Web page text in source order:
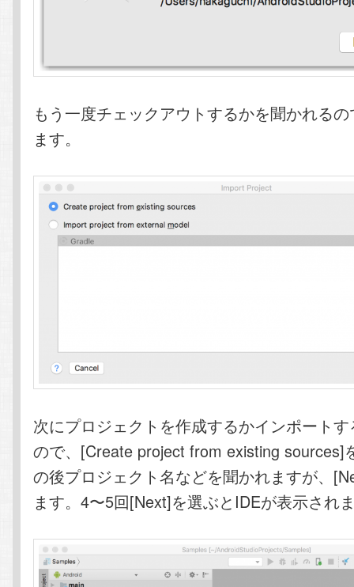
もう一度チェックアウトするかを聞かれる
ます。
次にプロジェクトを作成するかインポート
ので、[Create project from existing sources]
の後プロジェクト名などを聞かれますが、
ます。4〜5回[Next]を選ぶとIDEが表示され